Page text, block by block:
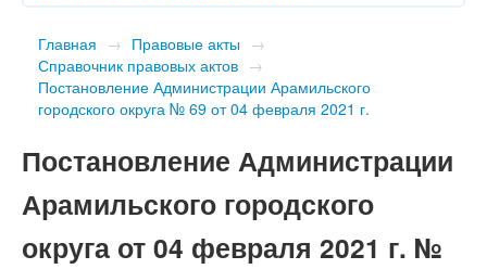
Главная → Правовые акты →
Справочник правовых актов →
Постановление Администрации Арамильского
городского округа № 69 от 04 февраля 2021 г.
Постановление Администрации
Арамильского городского
округа от 04 февраля 2021 г. №